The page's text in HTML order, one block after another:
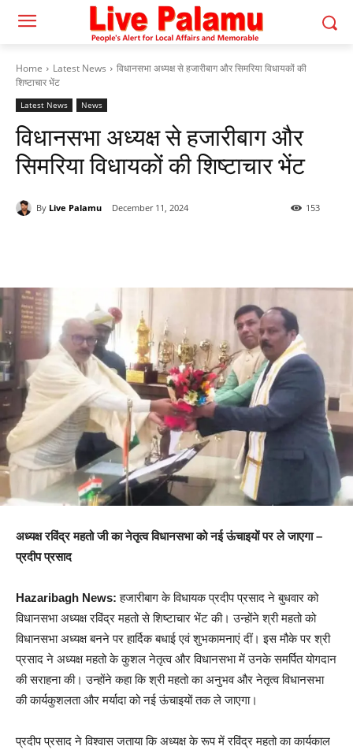
Home Latest News
विधानसभा अध्यक्ष से हजारीबाग और सिमरिया विधायकों की
शिष्टाचार भेंट
Latest News News
विधानसभा अध्यक्ष से हजारीबाग और
सिमरिया विधायकों की शिष्टाचार भेंट
By Live Palamu December 11, 2024 153
अध्यक्ष रविंद्र महतो जी का नेतृत्व विधानसभा को नई ऊंचाइयों पर ले जाएगा –
प्रदीप प्रसाद
Hazaribagh News: हजारीबाग के विधायक प्रदीप प्रसाद ने बुधवार को
विधानसभा अध्यक्ष रविंद्र महतो से शिष्टाचार भेंट की। उन्होंने श्री महतो को
विधानसभा अध्यक्ष बनने पर हार्दिक बधाई एवं शुभकामनाएं दीं। इस मौके पर श्री
प्रसाद ने अध्यक्ष महतो के कुशल नेतृत्व और विधानसभा में उनके समर्पित योगदान
की सराहना की। उन्होंने कहा कि श्री महतो का अनुभव और नेतृत्व विधानसभा
की कार्यकुशलता और मर्यादा को नई ऊंचाइयों तक ले जाएगा।
प्रदीप प्रसाद ने विश्वास जताया कि अध्यक्ष के रूप में रविंद्र महतो का कार्यकाल